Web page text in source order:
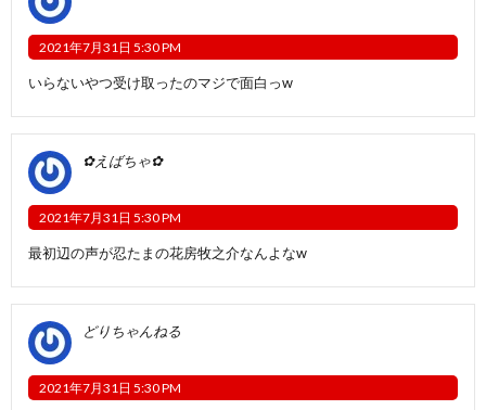
2021年7月31日 5:30 PM
いらないやつ受け取ったのマジで面白っw
✿えばちゃ✿
2021年7月31日 5:30 PM
最初辺の声が忍たまの花房牧之介なんよなw
どりちゃんねる
2021年7月31日 5:30 PM